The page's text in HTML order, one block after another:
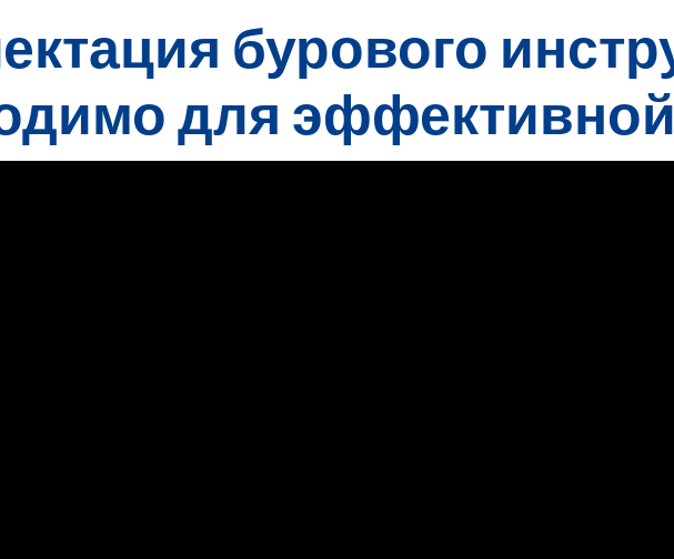
бурового
для